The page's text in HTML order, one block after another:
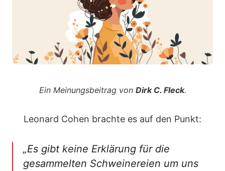
Ein Meinungsbeitrag von Dirk C. Fleck.
Leonard Cohen brachte es auf den Punkt:
„Es gibt keine Erklärung für die
gesammelten Schweinereien um uns